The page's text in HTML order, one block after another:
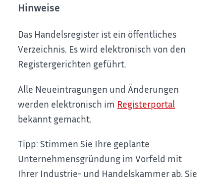
Hinweise
Das Handelsregister ist ein öffentliches
Verzeichnis. Es wird elektronisch von den
Registergerichten geführt.
Alle Neueintragungen und Änderungen
werden elektronisch im Registerportal
bekannt gemacht.
Tipp: Stimmen Sie Ihre geplante
Unternehmensgründung im Vorfeld mit
Ihrer Industrie- und Handelskammer ab. Sie